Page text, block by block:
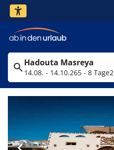
Hadouta Masreya
14.08. - 14.10.265 - 8 Tage